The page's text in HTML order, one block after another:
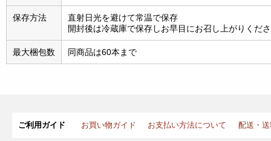
保存方法
直射日光を避けて常温で保存
開封後は冷蔵庫で保存しお早目にお召し上がりくだ
最大梱包数 同商品は60本まで
ご利用ガイド お買い物ガイド お支払い方法について 配送・